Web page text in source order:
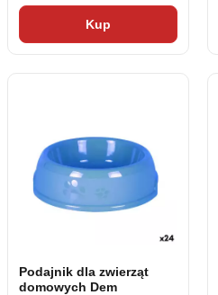
Kup
Podajnik dla zwierząt
domowych Dem